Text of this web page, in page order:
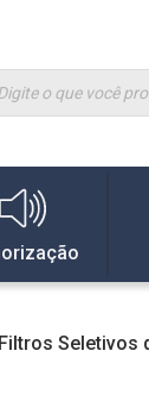
Filtros Seletivos